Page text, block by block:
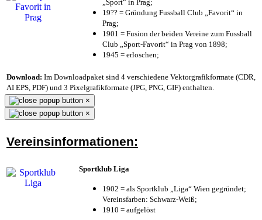
„Sport“ in Prag;
19?? = Gründung Fussball Club „Favorit“ in
Prag;
1901 = Fusion der beiden Vereine zum Fussball
Club „Sport-Favorit“ in Prag von 1898;
1945 = erloschen;
Download: Im Downloadpaket sind 4 verschiedene Vektorgrafikformate (CDR,
AI EPS, PDF) und 3 Pixelgrafikformate (JPG, PNG, GIF) enthalten.
×
×
Vereinsinformationen:
Sportklub Liga
1902 = als Sportklub „Liga“ Wien gegründet;
Vereinsfarben: Schwarz-Weiß;
1910 = aufgelöst